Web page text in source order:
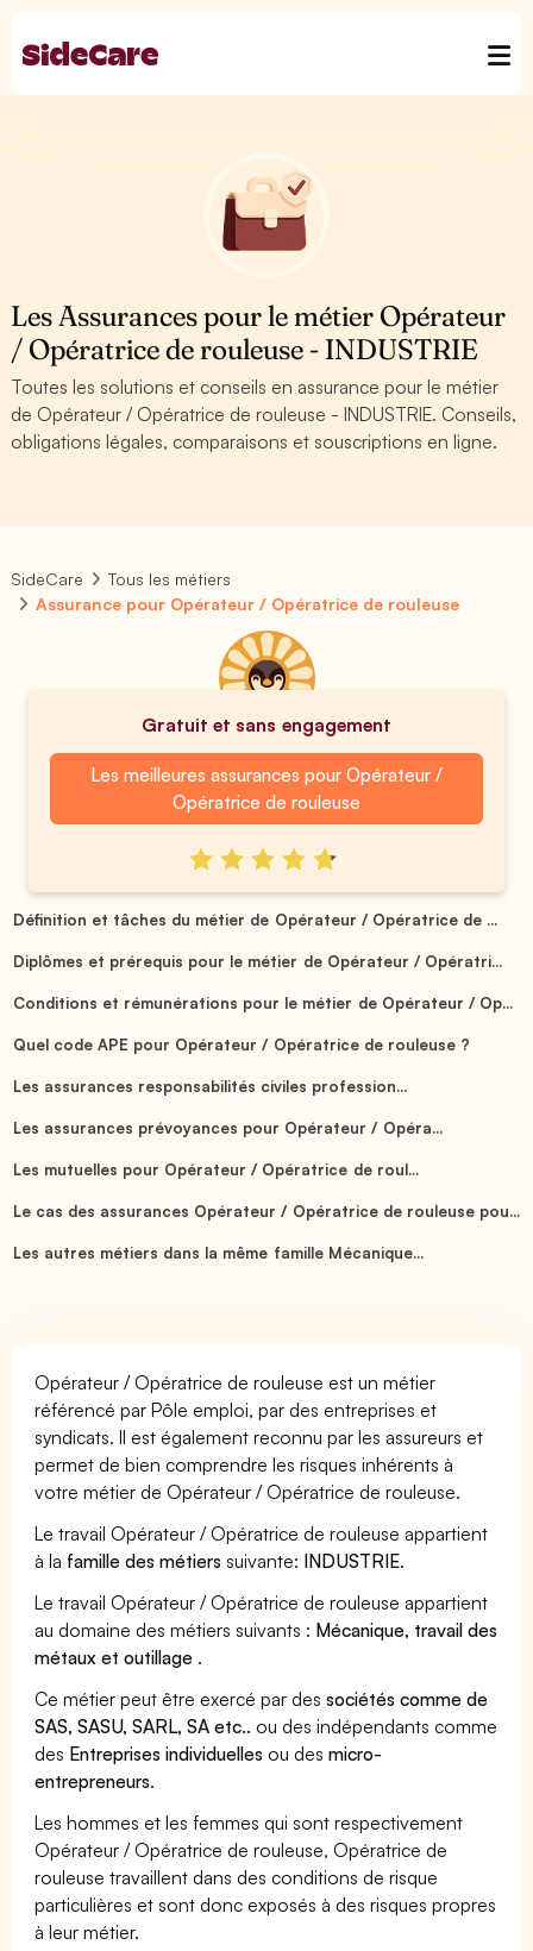
Les Assurances pour le métier Opérateur
/ Opératrice de rouleuse - INDUSTRIE
Toutes les solutions et conseils en assurance pour le métier
de Opérateur / Opératrice de rouleuse - INDUSTRIE. Conseils,
obligations légales, comparaisons et souscriptions en ligne.
SideCare
Tous les métiers
Assurance pour Opérateur / Opératrice de rouleuse
Gratuit et sans engagement
Les meilleures assurances pour Opérateur /
Opératrice de rouleuse
Définition et tâches du métier de Opérateur / Opératrice de ...
Diplômes et prérequis pour le métier de Opérateur / Opératri...
Conditions et rémunérations pour le métier de Opérateur / Op...
Quel code APE pour Opérateur / Opératrice de rouleuse ?
Les assurances responsabilités civiles profession...
Les assurances prévoyances pour Opérateur / Opéra...
Les mutuelles pour Opérateur / Opératrice de roul...
Le cas des assurances Opérateur / Opératrice de rouleuse pou...
Les autres métiers dans la même famille Mécanique...
Opérateur / Opératrice de rouleuse est un métier
référencé par Pôle emploi, par des entreprises et
syndicats. Il est également reconnu par les assureurs et
permet de bien comprendre les risques inhérents à
votre métier de Opérateur / Opératrice de rouleuse.
Le travail Opérateur / Opératrice de rouleuse appartient
à la famille des métiers suivante: INDUSTRIE.
Le travail Opérateur / Opératrice de rouleuse appartient
au domaine des métiers suivants : Mécanique, travail des
métaux et outillage .
Ce métier peut être exercé par dessociétés comme de
SAS, SASU, SARL, SA etc.. ou des indépendants comme
des Entreprises individuelles ou desmicro-
entrepreneurs.
Les hommes et les femmes qui sont respectivement
Opérateur / Opératrice de rouleuse, Opératrice de
rouleuse travaillent dans des conditions de risque
particulières et sont donc exposés à des risques propres
à leur métier.